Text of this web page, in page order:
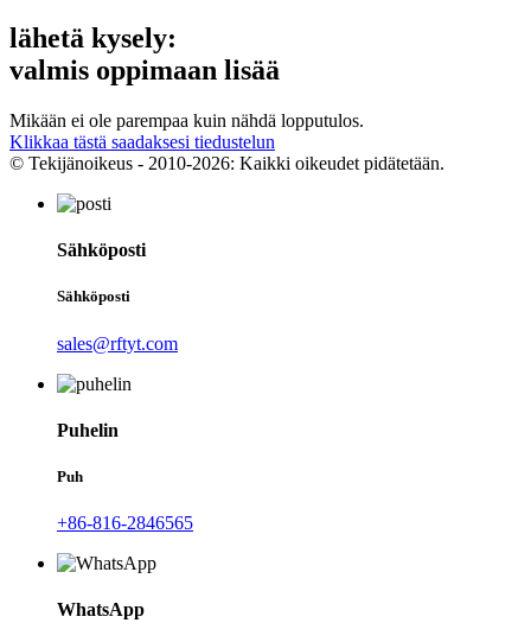
lähetä kysely:
valmis oppimaan lisää
Mikään ei ole parempaa kuin nähdä lopputulos.
Klikkaa tästä saadaksesi tiedustelun
© Tekijänoikeus - 2010-2026: Kaikki oikeudet pidätetään.
Sähköposti
Sähköposti
sales@rftyt.com
Puhelin
Puh
+86-816-2846565
WhatsApp